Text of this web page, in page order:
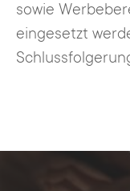
sowie
eingesetzt